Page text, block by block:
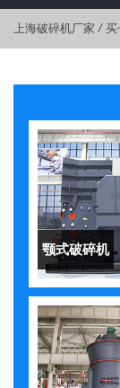
上海破碎机厂家 / 买
颚式破碎机